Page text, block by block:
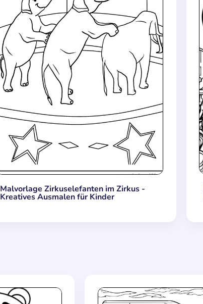
Malvorlage Zirkuselefanten im Zirkus -
Kreatives Ausmalen für Kinder